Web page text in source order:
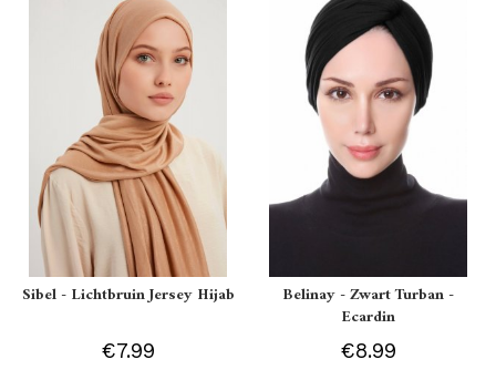
Sibel - Lichtbruin Jersey Hijab
€7.99
Belinay - Zwart Turban -
Ecardin
€8.99